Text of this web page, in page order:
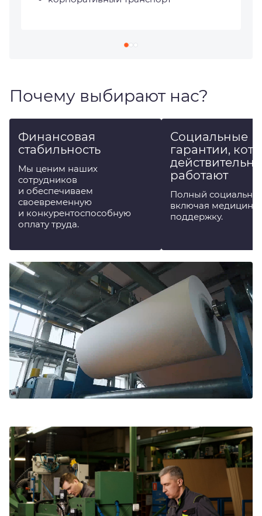
Почему выбирают нас?
Финансовая
стабильность
Мы ценим наших
сотрудников
и обеспечиваем
своевременную
и конкурентоспособную
оплату труда.
Социальные
гарантии,
действительно
работают
Полный
включая
поддержку.